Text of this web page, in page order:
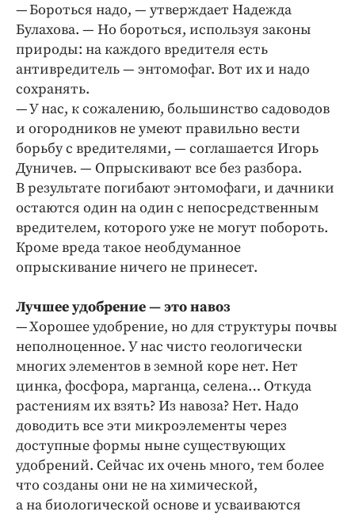
— Бороться надо, — утверждает Надежда
Булахова. — Но бороться, используя законы
природы: на каждого вредителя есть
антивредитель — энтомофаг. Вот их и надо
сохранять.
— У нас, к сожалению, большинство садоводов
и огородников не умеют правильно вести
борьбу с вредителями, — соглашается Игорь
Дуничев. — Опрыскивают все без разбора.
В результате погибают энтомофаги, и дачники
остаются один на один с непосредственным
вредителем, которого уже не могут побороть.
Кроме вреда такое необдуманное
опрыскивание ничего не принесет.
Лучшее удобрение — это навоз
— Хорошее удобрение, но для структуры почвы
неполноценное. У нас чисто геологически
многих элементов в земной коре нет. Нет
цинка, фосфора, марганца, селена… Откуда
растениям их взять? Из навоза? Нет. Надо
доводить все эти микроэлементы через
доступные формы ныне существующих
удобрений. Сейчас их очень много, тем более
что созданы они не на химической,
а на биологической основе и усваиваются